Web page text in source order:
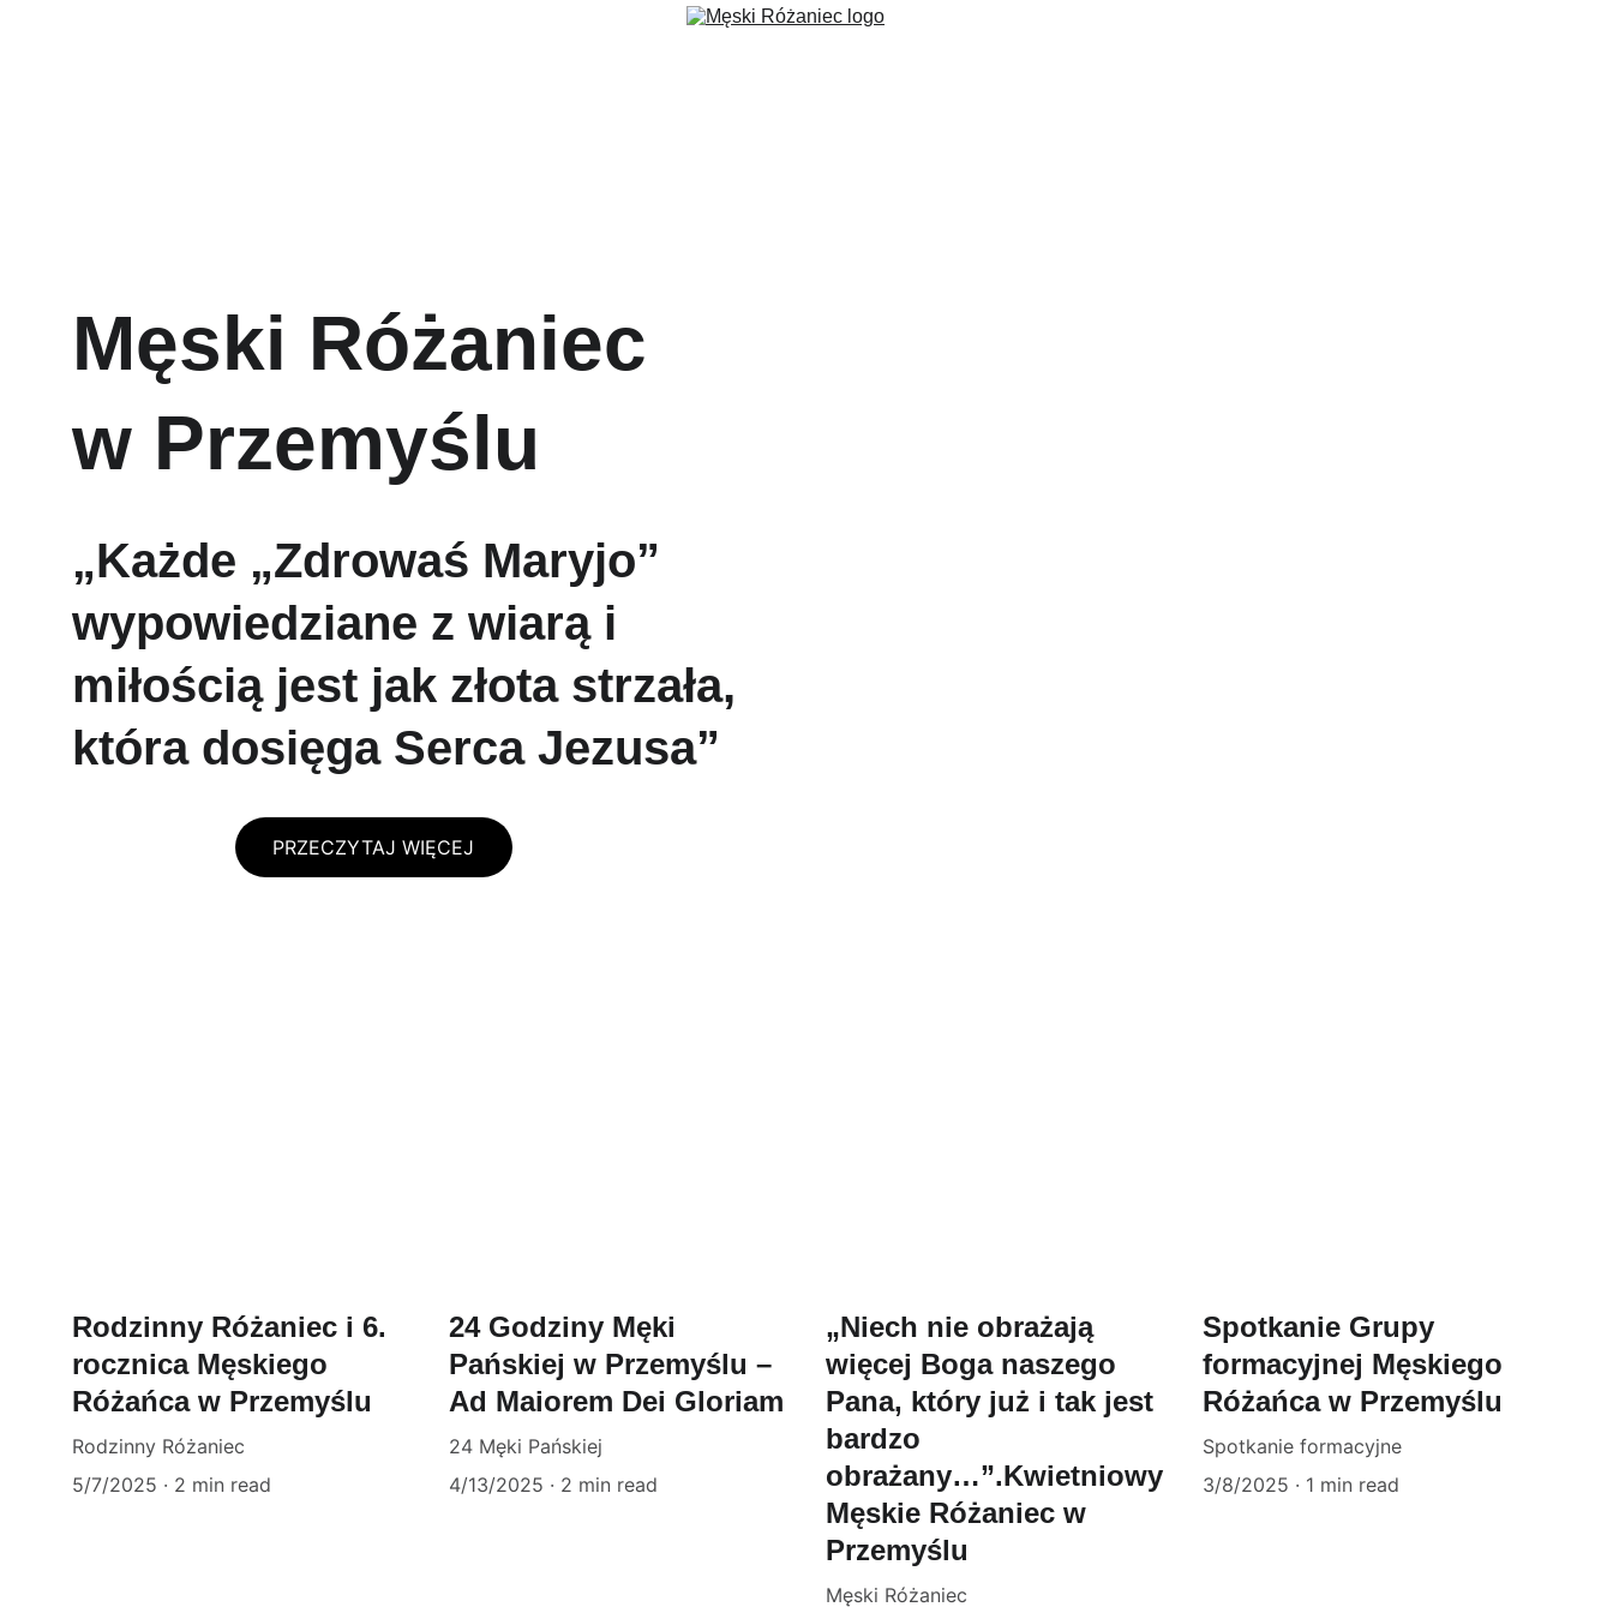
Męski Różaniec
w Przemyślu
„Każde „Zdrowaś Maryjo”
wypowiedziane z wiarą i
miłością jest jak złota strzała,
która dosięga Serca Jezusa”
PRZECZYTAJ WIĘCEJ
Rodzinny Różaniec i 6.
rocznica Męskiego
Różańca w Przemyślu
Rodzinny Różaniec
5/7/2025
2 min read
24 Godziny Męki
Pańskiej w Przemyślu –
Ad Maiorem Dei Gloriam
24 Męki Pańskiej
4/13/2025
2 min read
„Niech nie obrażają
więcej Boga naszego
Pana, który już i tak jest
bardzo
obrażany…”.Kwietniowy
Męskie Różaniec w
Przemyślu
Męski Różaniec
Spotkanie Grupy
formacyjnej Męskiego
Różańca w Przemyślu
Spotkanie formacyjne
3/8/2025
1 min read